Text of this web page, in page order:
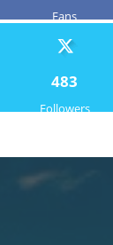
Fans
483
Followers